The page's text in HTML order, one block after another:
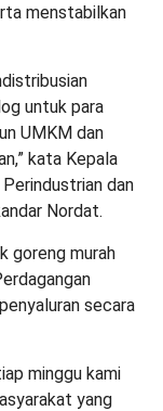
menstabilkan
untuk para
UMKM dan
kata Kepala
dan
Nordat.
goreng murah
secara
minggu kami
yang